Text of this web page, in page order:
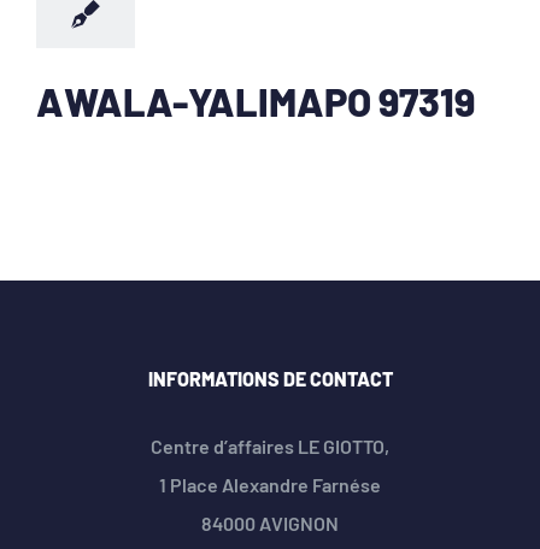
AWALA-YALIMAPO 97319
INFORMATIONS DE CONTACT
Centre d’affaires LE GIOTTO,
1 Place Alexandre Farnése
84000 AVIGNON